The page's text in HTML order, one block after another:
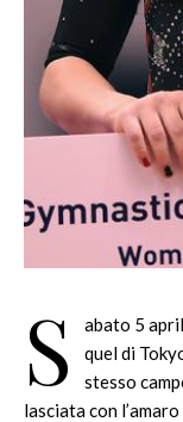
S
abato 5
quel di
stesso
lasciata con